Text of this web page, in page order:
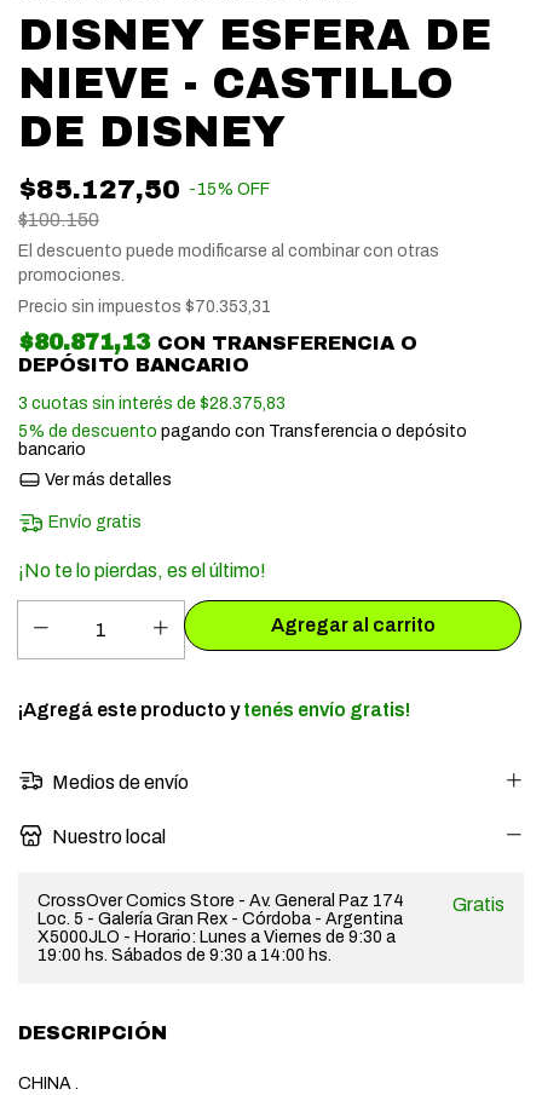
DISNEY ESFERA DE
NIEVE - CASTILLO
DE DISNEY
$85.127,50 - 15% OFF
$100.150
El descuento puede modificarse al combinar con otras
promociones.
Precio sin impuestos $70.353,31
$80.871,13 CON TRANSFERENCIA O
DEPÓSITO BANCARIO
3 cuotas sin interés de $28.375,83
5% de descuento pagando con Transferencia o depósito
bancario
Ver más detalles
Envío gratis
¡No te lo pierdas, es el último!
¡Agregá este producto ytenés envío gratis!
Medios de envío
Nuestro local
CrossOver Comics Store - Av. General Paz 174
Loc. 5 - Galería Gran Rex - Córdoba - Argentina
X5000JLO - Horario: Lunes a Viernes de 9:30 a
19:00 hs. Sábados de 9:30 a 14:00 hs.
Gratis
DESCRIPCIÓN
CHINA .